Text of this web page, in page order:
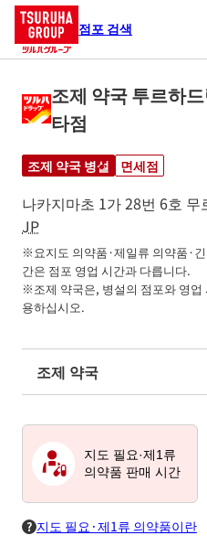
점포 검색
조제 약국 투르하
타점
조제 약국 병설 면세점
나카지마초 1가 28번 6호 무
JP
※요지도 의약품·제일류 의약품·
간은 점포 영업 시간과 다릅니다.
※조제 약국은, 병설의 점포와 영업
용하십시오.
조제 약국
지도 필요·제1류
의약품 판매 시간
지도 필요·제1류 의약품이란